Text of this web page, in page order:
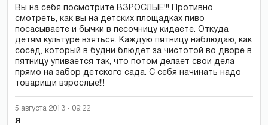
Вы на себя посмотрите ВЗРОСЛЫЕ!!! Противно
смотреть, как вы на детских площадках пиво
посасываете и бычки в песочницу кидаете. Откуда
детям культуре взяться. Каждую пятницу наблюдаю, как
сосед, который в будни блюдет за чистотой во дворе в
пятницу упивается так, что потом делает свои дела
прямо на забор детского сада. С себя начинать надо
товарищи взрослые!!!
5 августа 2013 - 09:22
я